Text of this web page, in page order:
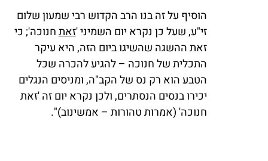
הוסיף על זה בנו הרב הקדוש רבי שמעון שלום
זי"ע, שעל כן נקרא יום השמיני 'זאתחנוכה'; כי
זאת ההשגה שהשיגו ביום הזה, היא עיקר
התכלית של חנוכה – להגיע להכרה שכל
הטבע הוא רק נס של הקב"ה, ומניסים הנגלים
יכירו בנסים הנסתרים, ולכן נקרא יום זה 'זאת
חנוכה' (אמרות טהורות – אמשינוב)".